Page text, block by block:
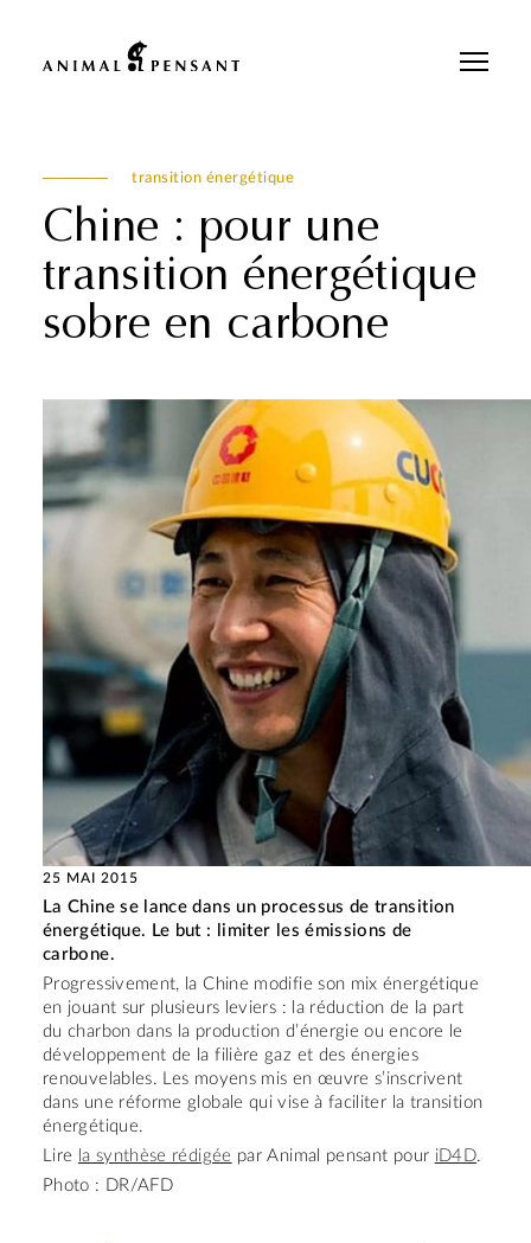
transition énergétique
Chine : pour une
transition énergétique
sobre en carbone
25 MAI 2015
La Chine se lance dans un processus de transition
énergétique. Le but : limiter les émissions de
carbone.
Progressivement, la Chine modifie son mix énergétique
en jouant sur plusieurs leviers : la réduction de la part
du charbon dans la production d’énergie ou encore le
développement de la filière gaz et des énergies
renouvelables. Les moyens mis en œuvre s’inscrivent
dans une réforme globale qui vise à faciliter la transition
énergétique.
Lire la synthèse rédigée par Animal pensant pour iD4D.
Photo : DR/AFD